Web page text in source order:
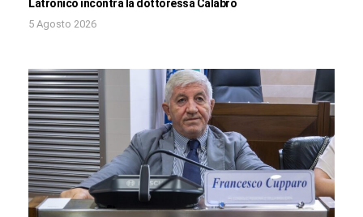
Latronico incontra la dottoressa Calabrò
5 Agosto 2026